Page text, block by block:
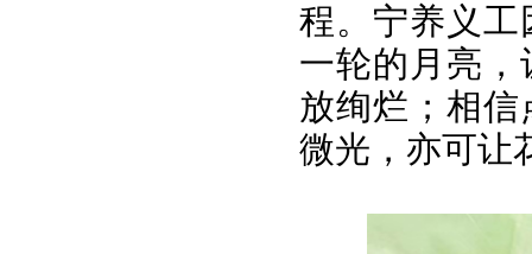
程。宁养义
一轮的月亮
放绚烂；相
微光，亦可让